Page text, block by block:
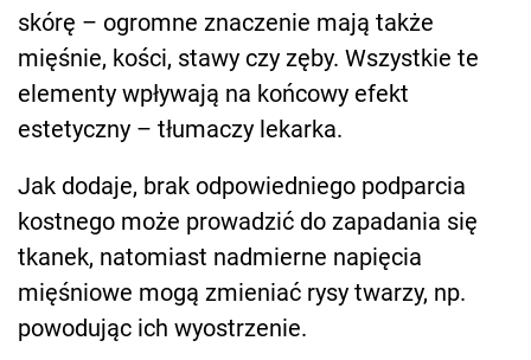
skórę – ogromne znaczenie mają także
mięśnie, kości, stawy czy zęby. Wszystkie te
elementy wpływają na końcowy efekt
estetyczny – tłumaczy lekarka.
Jak dodaje, brak odpowiedniego podparcia
kostnego może prowadzić do zapadania się
tkanek, natomiast nadmierne napięcia
mięśniowe mogą zmieniać rysy twarzy, np.
powodując ich wyostrzenie.